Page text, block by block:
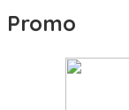
Promo